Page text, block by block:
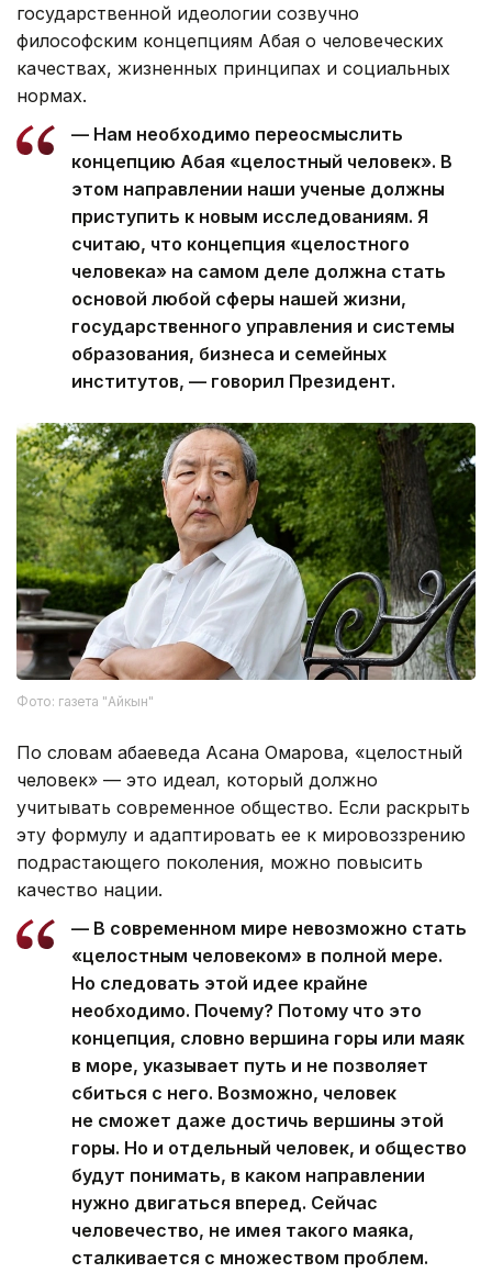
государственной идеологии созвучно
философским концепциям Абая о человеческих
качествах, жизненных принципах и социальных
нормах.
— Нам необходимо переосмыслить
концепцию Абая «целостный человек». В
этом направлении наши ученые должны
приступить к новым исследованиям. Я
считаю, что концепция «целостного
человека» на самом деле должна стать
основой любой сферы нашей жизни,
государственного управления и системы
образования, бизнеса и семейных
институтов, — говорил Президент.
Фото: газета "Айкын"
По словам абаеведа Асана Омарова, «целостный
человек» — это идеал, который должно
учитывать современное общество. Если раскрыть
эту формулу и адаптировать ее к мировоззрению
подрастающего поколения, можно повысить
качество нации.
— В современном мире невозможно стать
«целостным человеком» в полной мере.
Но следовать этой идее крайне
необходимо. Почему? Потому что это
концепция, словно вершина горы или маяк
в море, указывает путь и не позволяет
сбиться с него. Возможно, человек
не сможет даже достичь вершины этой
горы. Но и отдельный человек, и общество
будут понимать, в каком направлении
нужно двигаться вперед. Сейчас
человечество, не имея такого маяка,
сталкивается с множеством проблем.